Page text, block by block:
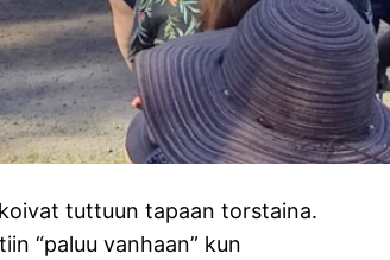
tuttuun tapaan torstaina.
“paluu vanhaan” kun